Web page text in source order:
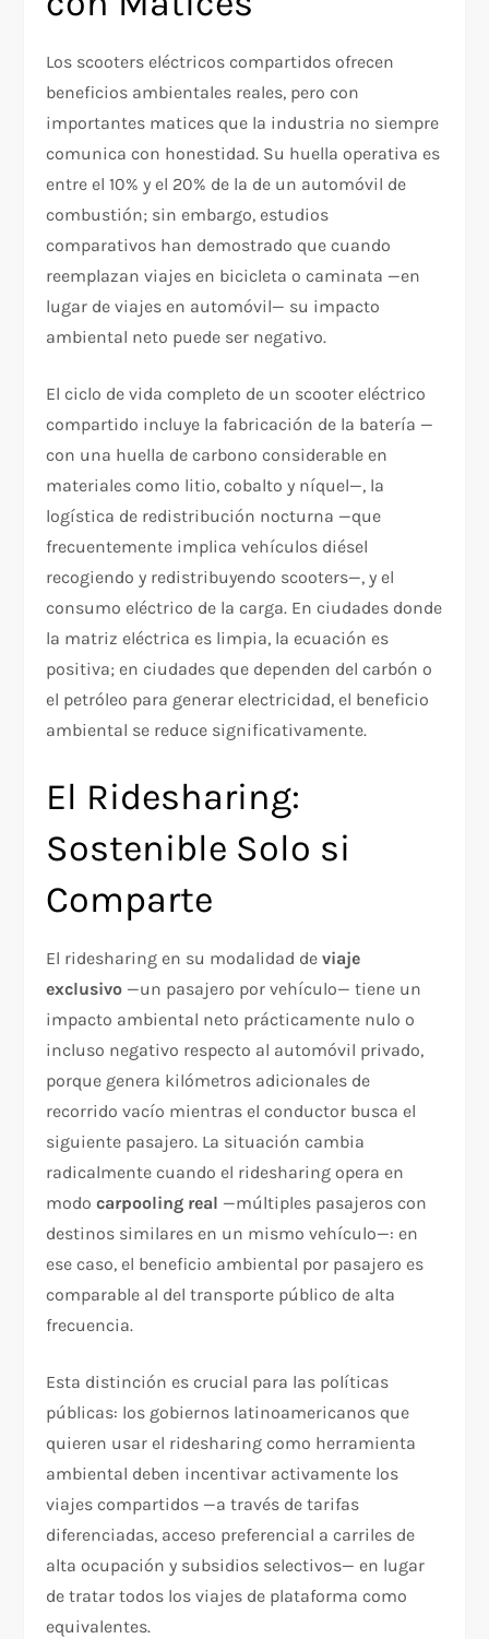
Los scooters eléctricos compartidos ofrecen
beneficios ambientales reales, pero con
importantes matices que la industria no siempre
comunica con honestidad. Su huella operativa es
entre el 10% y el 20% de la de un automóvil de
combustión; sin embargo, estudios
comparativos han demostrado que cuando
reemplazan viajes en bicicleta o caminata —en
lugar de viajes en automóvil— su impacto
ambiental neto puede ser negativo.
El ciclo de vida completo de un scooter eléctrico
compartido incluye la fabricación de la batería —
con una huella de carbono considerable en
materiales como litio, cobalto y níquel—, la
logística de redistribución nocturna —que
frecuentemente implica vehículos diésel
recogiendo y redistribuyendo scooters—, y el
consumo eléctrico de la carga. En ciudades donde
la matriz eléctrica es limpia, la ecuación es
positiva; en ciudades que dependen del carbón o
el petróleo para generar electricidad, el beneficio
ambiental se reduce significativamente.
El Ridesharing:
Sostenible Solo si
Comparte
El ridesharing en su modalidad deviaje
exclusivo —un pasajero por vehículo— tiene un
impacto ambiental neto prácticamente nulo o
incluso negativo respecto al automóvil privado,
porque genera kilómetros adicionales de
recorrido vacío mientras el conductor busca el
siguiente pasajero. La situación cambia
radicalmente cuando el ridesharing opera en
modocarpooling real —múltiples pasajeros con
destinos similares en un mismo vehículo—: en
ese caso, el beneficio ambiental por pasajero es
comparable al del transporte público de alta
frecuencia.
Esta distinción es crucial para las políticas
públicas: los gobiernos latinoamericanos que
quieren usar el ridesharing como herramienta
ambiental deben incentivar activamente los
viajes compartidos —a través de tarifas
diferenciadas, acceso preferencial a carriles de
alta ocupación y subsidios selectivos— en lugar
de tratar todos los viajes de plataforma como
equivalentes.